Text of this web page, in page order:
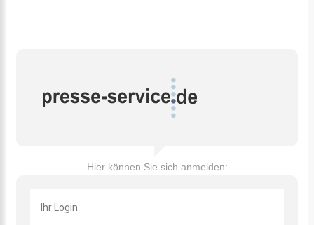
Hier können Sie sich anmelden: